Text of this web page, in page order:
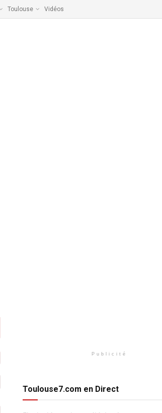
Toulouse Vidéos
Publicité
Toulouse7.com en Direct